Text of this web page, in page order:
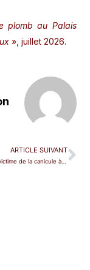
plomb au Palais
», juillet 2026.
ARTICLE SUIVANT
Anna Netrebko victime de la canicule à Madrid